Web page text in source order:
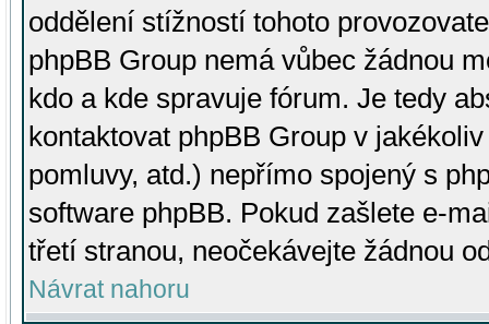
oddělení stížností tohoto
phpBB Group nemá vůbec žádnou
kdo a kde spravuje fórum. Je tedy
kontaktovat phpBB Group v
pomluvy, atd.) nepřímo spojený s
software phpBB. Pokud zašlete e-
třetí stranou, neočekávejte žádnou
Návrat nahoru